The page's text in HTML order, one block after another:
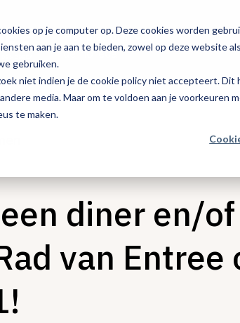
op je computer op. Deze cookies worden
aan je aan te bieden, zowel op deze website
gebruiken.
niet indien je de cookie policy niet accepteert.
media. Maar om te voldoen aan je
te maken.
Hét platform voor
de horeca
diner en/
van Entree